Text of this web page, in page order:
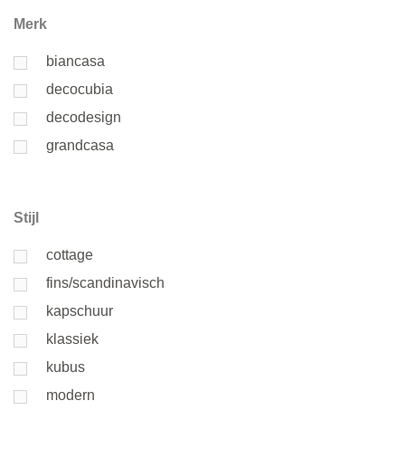
Merk
biancasa
decocubia
decodesign
grandcasa
Stijl
cottage
fins/scandinavisch
kapschuur
klassiek
kubus
modern